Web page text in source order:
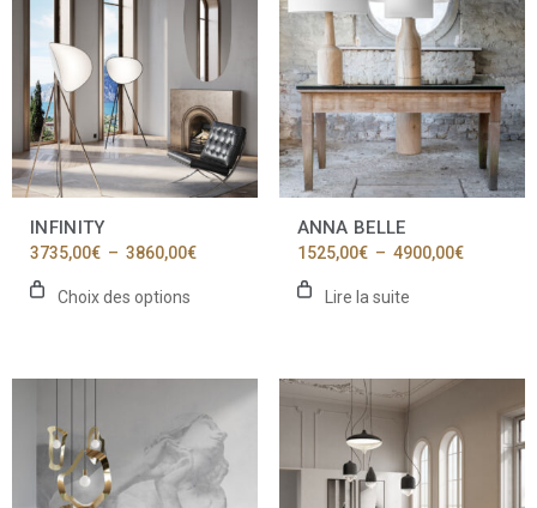
INFINITY
3735,00€ – 3860,00€Plage
Choix des options
plusieurs
variations.
Les
options
peuvent
être
choisies
sur
page
du
produit
ANNA BELLE
1525,00€ – 4900,00€Plage
Lire la suite